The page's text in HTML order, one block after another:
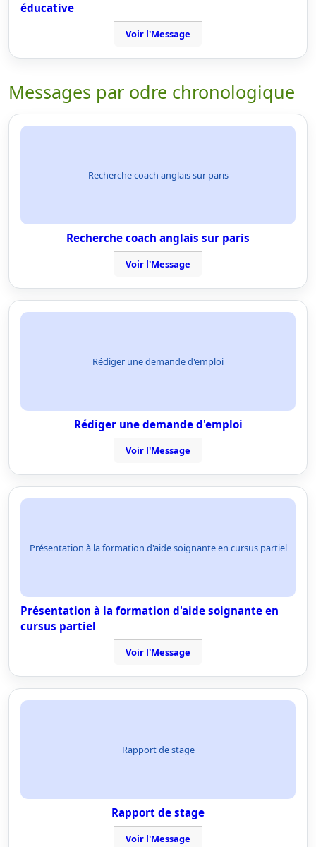
éducative
Voir l'Message
Messages par odre chronologique
Recherche coach anglais sur paris
Recherche coach anglais sur paris
Voir l'Message
Rédiger une demande d'emploi
Rédiger une demande d'emploi
Voir l'Message
Présentation à la formation d'aide soignante en cursus partiel
Présentation à la formation d'aide soignante en
cursus partiel
Voir l'Message
Rapport de stage
Rapport de stage
Voir l'Message